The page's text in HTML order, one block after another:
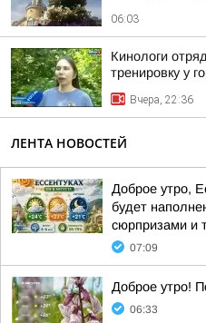
06:03
Кинологи
тренировку у
Вчера, 22:36
ЛЕНТА НОВОСТЕЙ
Доброе утро,
будет
сюрпризами и
07:09
Доброе утро!
06:33